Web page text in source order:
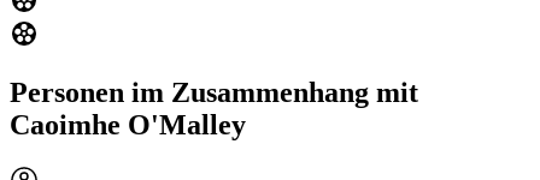
Personen im Zusammenhang mit
Caoimhe O'Malley